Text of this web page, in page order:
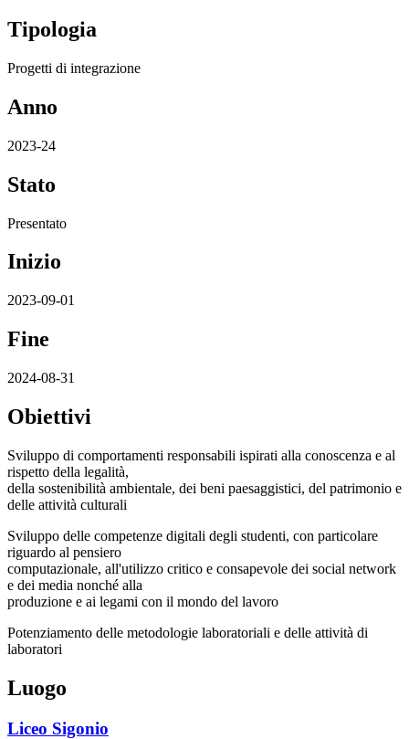
Tipologia
Progetti di integrazione
Anno
2023-24
Stato
Presentato
Inizio
2023-09-01
Fine
2024-08-31
Obiettivi
Sviluppo di comportamenti responsabili ispirati alla conoscenza e al
rispetto della legalità,
della sostenibilità ambientale, dei beni paesaggistici, del patrimonio e
delle attività culturali
Sviluppo delle competenze digitali degli studenti, con particolare
riguardo al pensiero
computazionale, all'utilizzo critico e consapevole dei social network
e dei media nonché alla
produzione e ai legami con il mondo del lavoro
Potenziamento delle metodologie laboratoriali e delle attività di
laboratori
Luogo
Liceo Sigonio